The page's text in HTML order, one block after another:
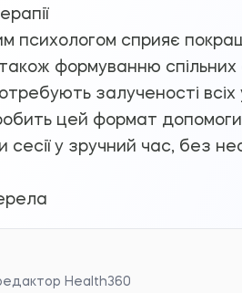
психологом сприяє
також формуванню
залученості всіх
цей формат
у зручний час, без
Health360